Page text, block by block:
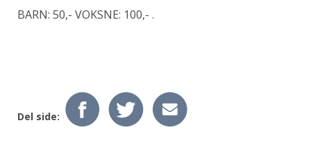
BARN: 50,- VOKSNE: 100,- .
Del side: